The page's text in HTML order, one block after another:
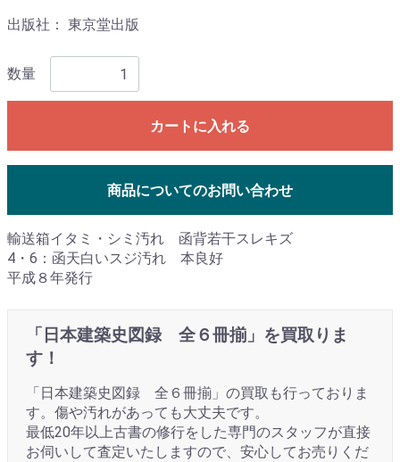
出版社： 東京堂出版
数量
カートに入れる
商品についてのお問い合わせ
輸送箱イタミ・シミ汚れ 函背若干スレキズ
4・6：函天白いスジ汚れ 本良好
平成８年発行
「日本建築史図録 全６冊揃」を買取りま
す！
「日本建築史図録 全６冊揃」の買取も行っておりま
す。傷や汚れがあっても大丈夫です。
最低20年以上古書の修行をした専門のスタッフが直接
お伺いして査定いたしますので、安心してお売りくだ